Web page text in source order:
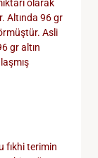
olarak
Altında 96 gr
Asli
gr altın
fıkhi terimin